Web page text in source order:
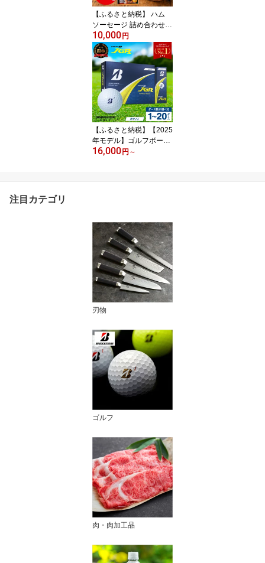
り外し可能 2WAY やすり
ギフト
【ふるさと納税】 ハム
ソーセージ 詰め合わせ
明方ハム Aセット 計810
g ボロニアソーセージ 醤
油フランク フランクフル
トソーセージ ウインナー
おつまみ 肉 国産豚肉 伝
統製法
10,000円
【ふるさと納税】【2025
年モデル】ゴルフボール
ブリヂストン TOUR B J
ルフ用品 大量
16,000円 ～
注目カテゴリ
刃物
ゴルフ
肉・肉加工品